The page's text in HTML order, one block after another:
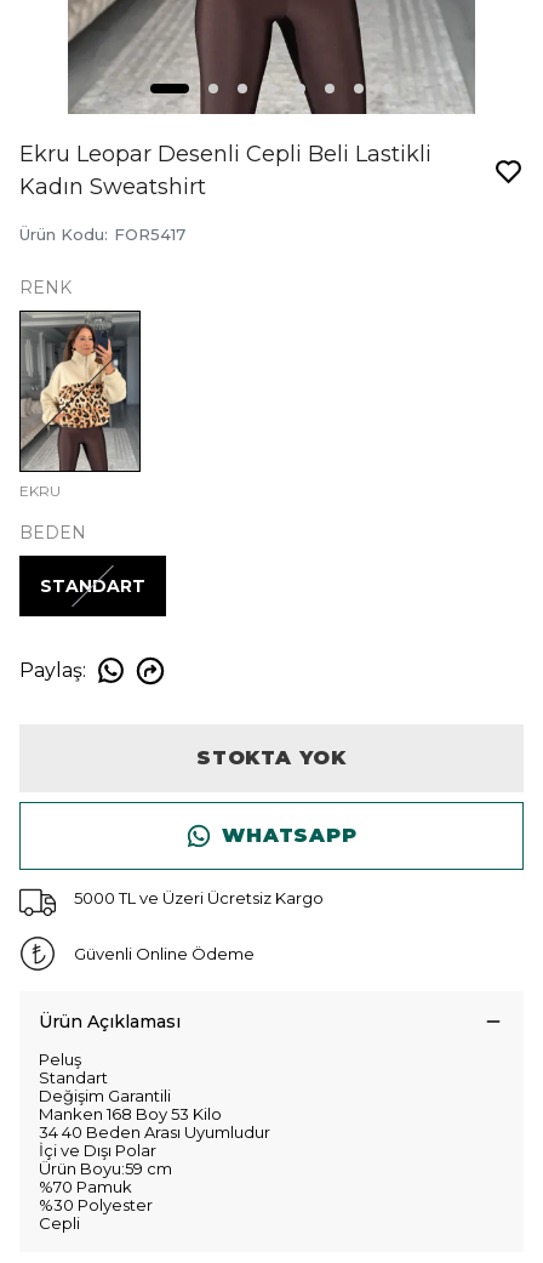
Ekru Leopar Desenli Cepli Beli Lastikli
Kadın Sweatshirt
Ürün Kodu: FOR5417
RENK
EKRU
BEDEN
STANDART
Paylaş:
STOKTA YOK
WHATSAPP
5000 TL ve Üzeri Ücretsiz Kargo
Güvenli Online Ödeme
Ürün Açıklaması
Peluş
Standart
Değişim Garantili
Manken 168 Boy 53 Kilo
34 40 Beden Arası Uyumludur
İçi ve Dışı Polar
Ürün Boyu:59 cm
%70 Pamuk
%30 Polyester
Cepli